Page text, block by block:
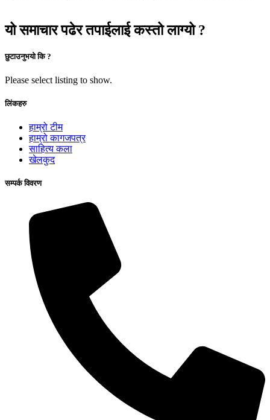
यो समाचार पढेर तपाईलाई कस्तो लाग्यो ?
छुटाउनुभयो कि ?
Please select listing to show.
लिंकहरु
हाम्रो टीम
हाम्रो कागजपत्र
साहित्य कला
खेलकुद
सम्पर्क विवरण